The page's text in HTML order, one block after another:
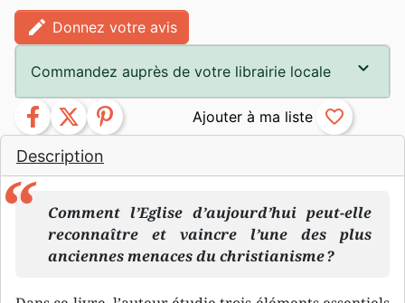
Description
Comment l’Eglise d’aujourd’hui peut-elle
reconnaître et vaincre l’une des plus
anciennes menaces du christianisme ?
edit Donnez votre avis
Commandez auprès de votre librairie locale
facebook twitter pinterest favorite_border